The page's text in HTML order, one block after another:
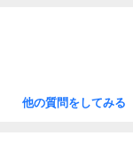
他の質問をしてみる